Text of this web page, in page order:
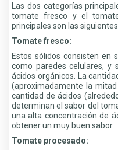
Las dos categorías
tomate fresco y el
principales son las
Tomate fresco:
Estos sólidos consisten en
como paredes celulares, y
ácidos orgánicos. La
(aproximadamente la
cantidad de ácidos
determinan el sabor del
una alta concentración de
obtener un muy buen sabor.
Tomate procesado: